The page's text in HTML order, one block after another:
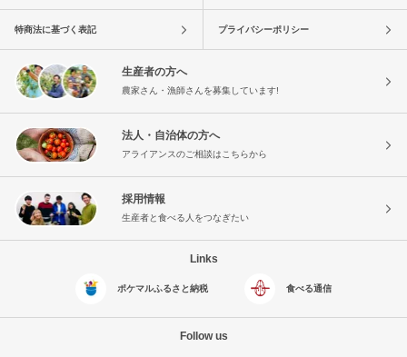
特商法に基づく表記 プライバシーポリシー
生産者の方へ
農家さん・漁師さんを募集しています!
法人・自治体の方へ
アライアンスのご相談はこちらから
採用情報
生産者と食べる人をつなぎたい
Links
ポケマルふるさと納税 食べる通信
Follow us